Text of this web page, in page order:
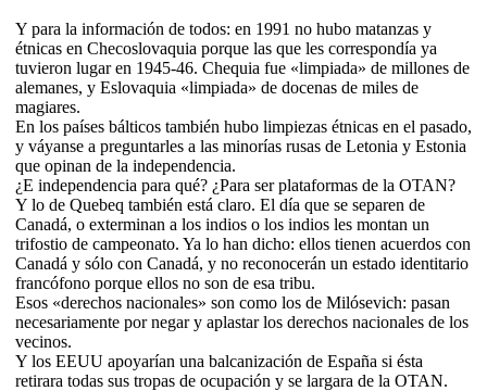
Y para la información de todos: en 1991 no hubo matanzas y
étnicas en Checoslovaquia porque las que les correspondía ya
tuvieron lugar en 1945-46. Chequia fue «limpiada» de millones de
alemanes, y Eslovaquia «limpiada» de docenas de miles de
magiares.
En los países bálticos también hubo limpiezas étnicas en el pasado,
y váyanse a preguntarles a las minorías rusas de Letonia y Estonia
que opinan de la independencia.
¿E independencia para qué? ¿Para ser plataformas de la OTAN?
Y lo de Quebeq también está claro. El día que se separen de
Canadá, o exterminan a los indios o los indios les montan un
trifostio de campeonato. Ya lo han dicho: ellos tienen acuerdos con
Canadá y sólo con Canadá, y no reconocerán un estado identitario
francófono porque ellos no son de esa tribu.
Esos «derechos nacionales» son como los de Milósevich: pasan
necesariamente por negar y aplastar los derechos nacionales de los
vecinos.
Y los EEUU apoyarían una balcanización de España si ésta
retirara todas sus tropas de ocupación y se largara de la OTAN.